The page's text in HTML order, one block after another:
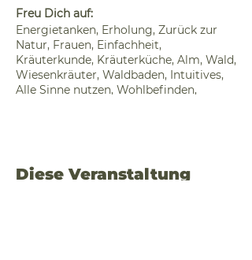
Freu Dich auf:
Energietanken, Erholung, Zurück zur
Natur, Frauen, Einfachheit,
Kräuterkunde, Kräuterküche, Alm, Wald,
Wiesenkräuter, Waldbaden, Intuitives,
Alle Sinne nutzen, Wohlbefinden,
Achtsamkeit, natürliche Bewegungen,
mit Händen essen, gemeinsam Kochen,
Diese Veranstaltung